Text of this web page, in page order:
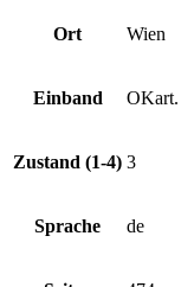
Ort Wien
Einband OKart.
Zustand (1-4) 3
Sprache de